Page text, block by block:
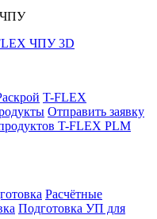
ЧПУ 3D
T-FLEX
Отправить заявку
T-FLEX PLM
Расчётные
Подготовка УП для